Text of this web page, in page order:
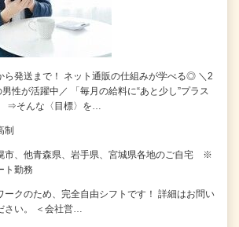
ら発送まで！ ネット通販の仕組みが学べる◎ ＼2
性が活躍中／ 「毎月の給料に“あと少し”プラス
⇒そんな〈目標〉を…
制
市、他青森県、岩手県、宮城県各地のご自宅 ※
ト勤務
ークのため、完全自由シフトです！ 詳細はお問い
さい。 ＜会社営…